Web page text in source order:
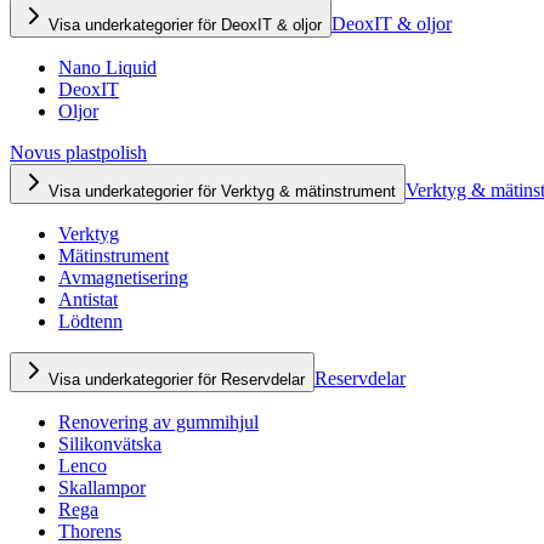
Visa underkategorier för DeoxIT & oljor DeoxIT & oljor
Nano Liquid
DeoxIT
Oljor
Novus plastpolish
Visa underkategorier för Verktyg & mätinstrument Verktyg &
Verktyg
Mätinstrument
Avmagnetisering
Antistat
Lödtenn
Visa underkategorier för Reservdelar Reservdelar
Renovering av gummihjul
Silikonvätska
Lenco
Skallampor
Rega
Thorens